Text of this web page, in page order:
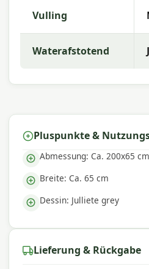
Warum Madison?
MitMadisonentscheiden
Gartenkissen mit
und Komfort. Die
trendige Designs,
hervorragende Passform
Vulling
Waterafstotend
Pluspunkte &
Abmessung: Ca. 200x65 cm
Breite: Ca. 65 cm
Dessin: Julliete grey
Lieferung & Rückgabe